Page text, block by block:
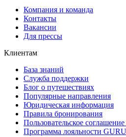
Компания и команда
Контакты
Вакансии
Для прессы
Клиентам
База знаний
Служба поддержки
Блог о путешествиях
Популярные направления
Юридическая информация
Правила бронирования
Пользовательское
Программа лояльности GURU